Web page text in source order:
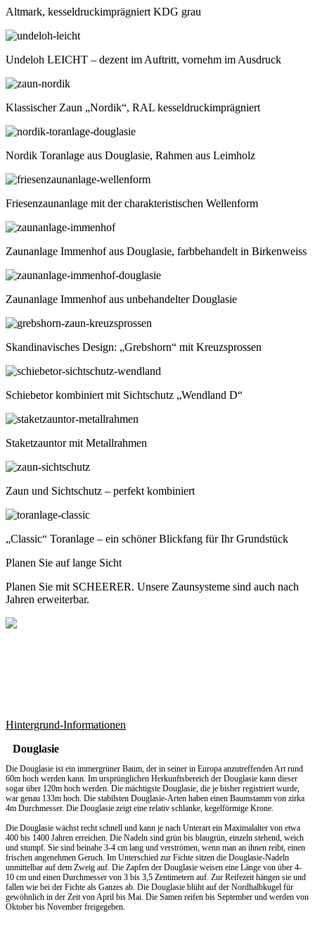
Altmark, kesseldruckimprägniert KDG grau
Undeloh LEICHT – dezent im Auftritt, vornehm im Ausdruck
Klassischer Zaun „Nordik“, RAL kesseldruckimprägniert
Nordik Toranlage aus Douglasie, Rahmen aus Leimholz
Friesenzaunanlage mit der charakteristischen Wellenform
Zaunanlage Immenhof aus Douglasie, farbbehandelt in Birkenweiss
Zaunanlage Immenhof aus unbehandelter Douglasie
Skandinavisches Design: „Grebshorn“ mit Kreuzsprossen
Schiebetor kombiniert mit Sichtschutz „Wendland D“
Staketzauntor mit Metallrahmen
Zaun und Sichtschutz – perfekt kombiniert
„Classic“ Toranlage – ein schöner Blickfang für Ihr Grundstück
Planen Sie auf lange Sicht
Planen Sie mit SCHEERER. Unsere Zaunsysteme sind auch nach
Jahren erweiterbar.
Hintergrund-Informationen
Douglasie
Die Douglasie ist ein immergrüner Baum, der in seiner in Europa anzutreffenden Art rund
60m hoch werden kann. Im ursprünglichen Herkunftsbereich der Douglasie kann dieser
sogar über 120m hoch werden. Die mächtigste Douglasie, die je bisher registriert wurde,
war genau 133m hoch. Die stabilsten Douglasie-Arten haben einen Baumstamm von zirka
4m Durchmesser. Die Douglasie zeigt eine relativ schlanke, kegelförmige Krone.
Die Douglasie wächst recht schnell und kann je nach Unterart ein Maximalalter von etwa
400 bis 1400 Jahren erreichen. Die Nadeln sind grün bis blaugrün, einzeln stehend, weich
und stumpf. Sie sind beinahe 3-4 cm lang und verströmen, wenn man an ihnen reibt, einen
frischen angenehmen Geruch. Im Unterschied zur Fichte sitzen die Douglasie-Nadeln
unmittelbar auf dem Zweig auf. Die Zapfen der Douglasie weisen eine Länge von über 4-
10 cm und einen Durchmesser von 3 bis 3,5 Zentimetern auf. Zur Reifezeit hängen sie und
fallen wie bei der Fichte als Ganzes ab. Die Douglasie blüht auf der Nordhalbkugel für
gewöhnlich in der Zeit von April bis Mai. Die Samen reifen bis September und werden von
Oktober bis November freigegeben.